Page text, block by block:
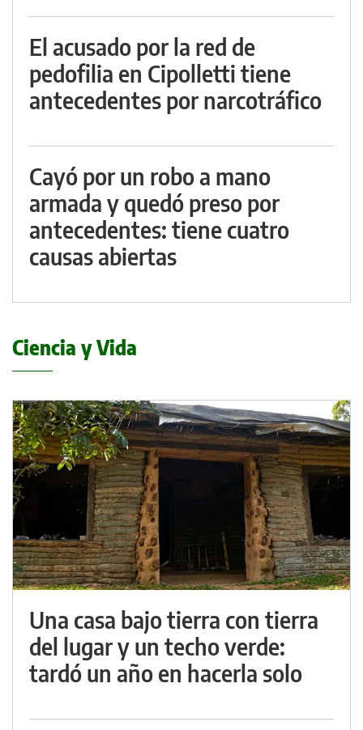
El acusado por la red de
pedofilia en Cipolletti tiene
antecedentes por narcotráfico
Cayó por un robo a mano
armada y quedó preso por
antecedentes: tiene cuatro
causas abiertas
Ciencia y Vida
Una casa bajo tierra con tierra
del lugar y un techo verde:
tardó un año en hacerla solo